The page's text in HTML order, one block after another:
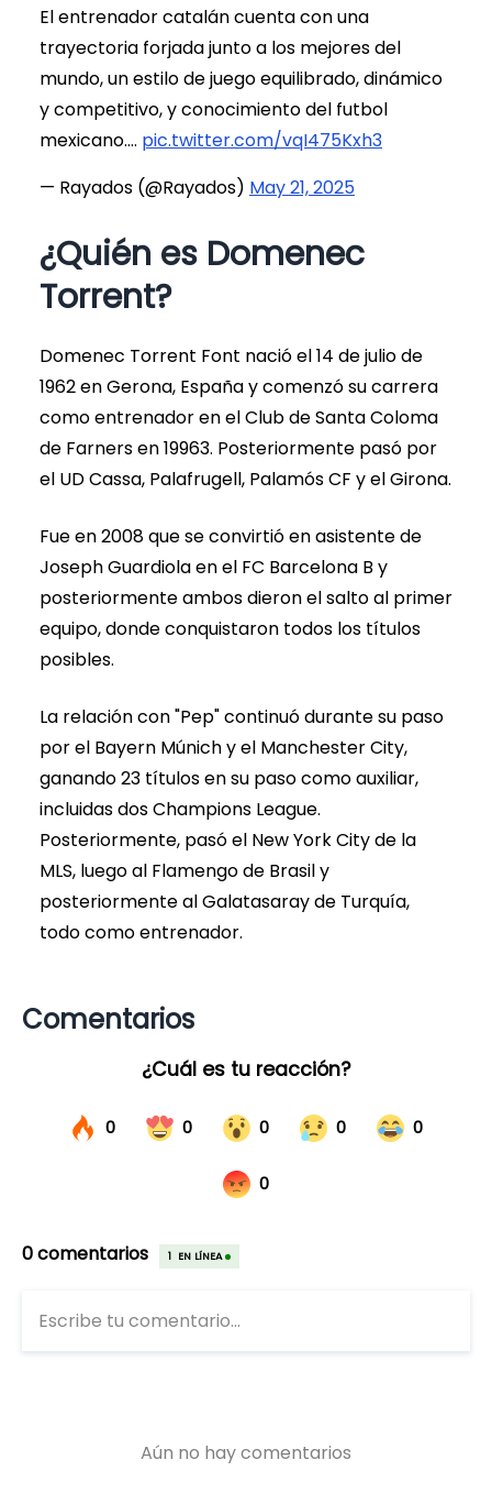
El entrenador catalán cuenta con una
trayectoria forjada junto a los mejores del
mundo, un estilo de juego equilibrado, dinámico
y competitivo, y conocimiento del futbol
mexicano.… pic.twitter.com/vqI475Kxh3
— Rayados (@Rayados) May 21, 2025
¿Quién es Domenec
Torrent?
Domenec Torrent Font nació el 14 de julio de
1962 en Gerona, España y comenzó su carrera
como entrenador en el Club de Santa Coloma
de Farners en 19963. Posteriormente pasó por
el UD Cassa, Palafrugell, Palamós CF y el Girona.
Fue en 2008 que se convirtió en asistente de
Joseph Guardiola en el FC Barcelona B y
posteriormente ambos dieron el salto al primer
equipo, donde conquistaron todos los títulos
posibles.
La relación con "Pep" continuó durante su paso
por el Bayern Múnich y el Manchester City,
ganando 23 títulos en su paso como auxiliar,
incluidas dos Champions League.
Posteriormente, pasó el New York City de la
MLS, luego al Flamengo de Brasil y
posteriormente al Galatasaray de Turquía,
todo como entrenador.
Comentarios